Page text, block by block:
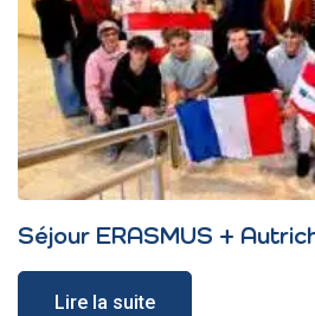
Séjour ERASMUS +
Lire la suite